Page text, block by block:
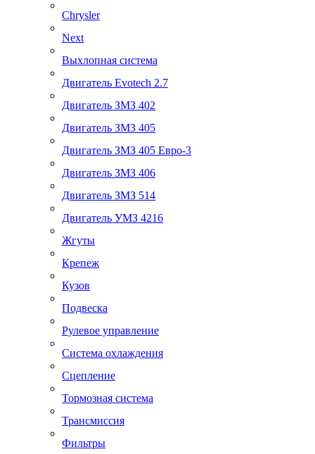
Chrysler
Next
Выхлопная система
Двигатель Evotech 2.7
Двигатель ЗМЗ 402
Двигатель ЗМЗ 405
Двигатель ЗМЗ 405 Евро-3
Двигатель ЗМЗ 406
Двигатель ЗМЗ 514
Двигатель УМЗ 4216
Жгуты
Крепеж
Кузов
Подвеска
Рулевое управление
Система охлаждения
Сцепление
Тормозная система
Трансмиссия
Фильтры